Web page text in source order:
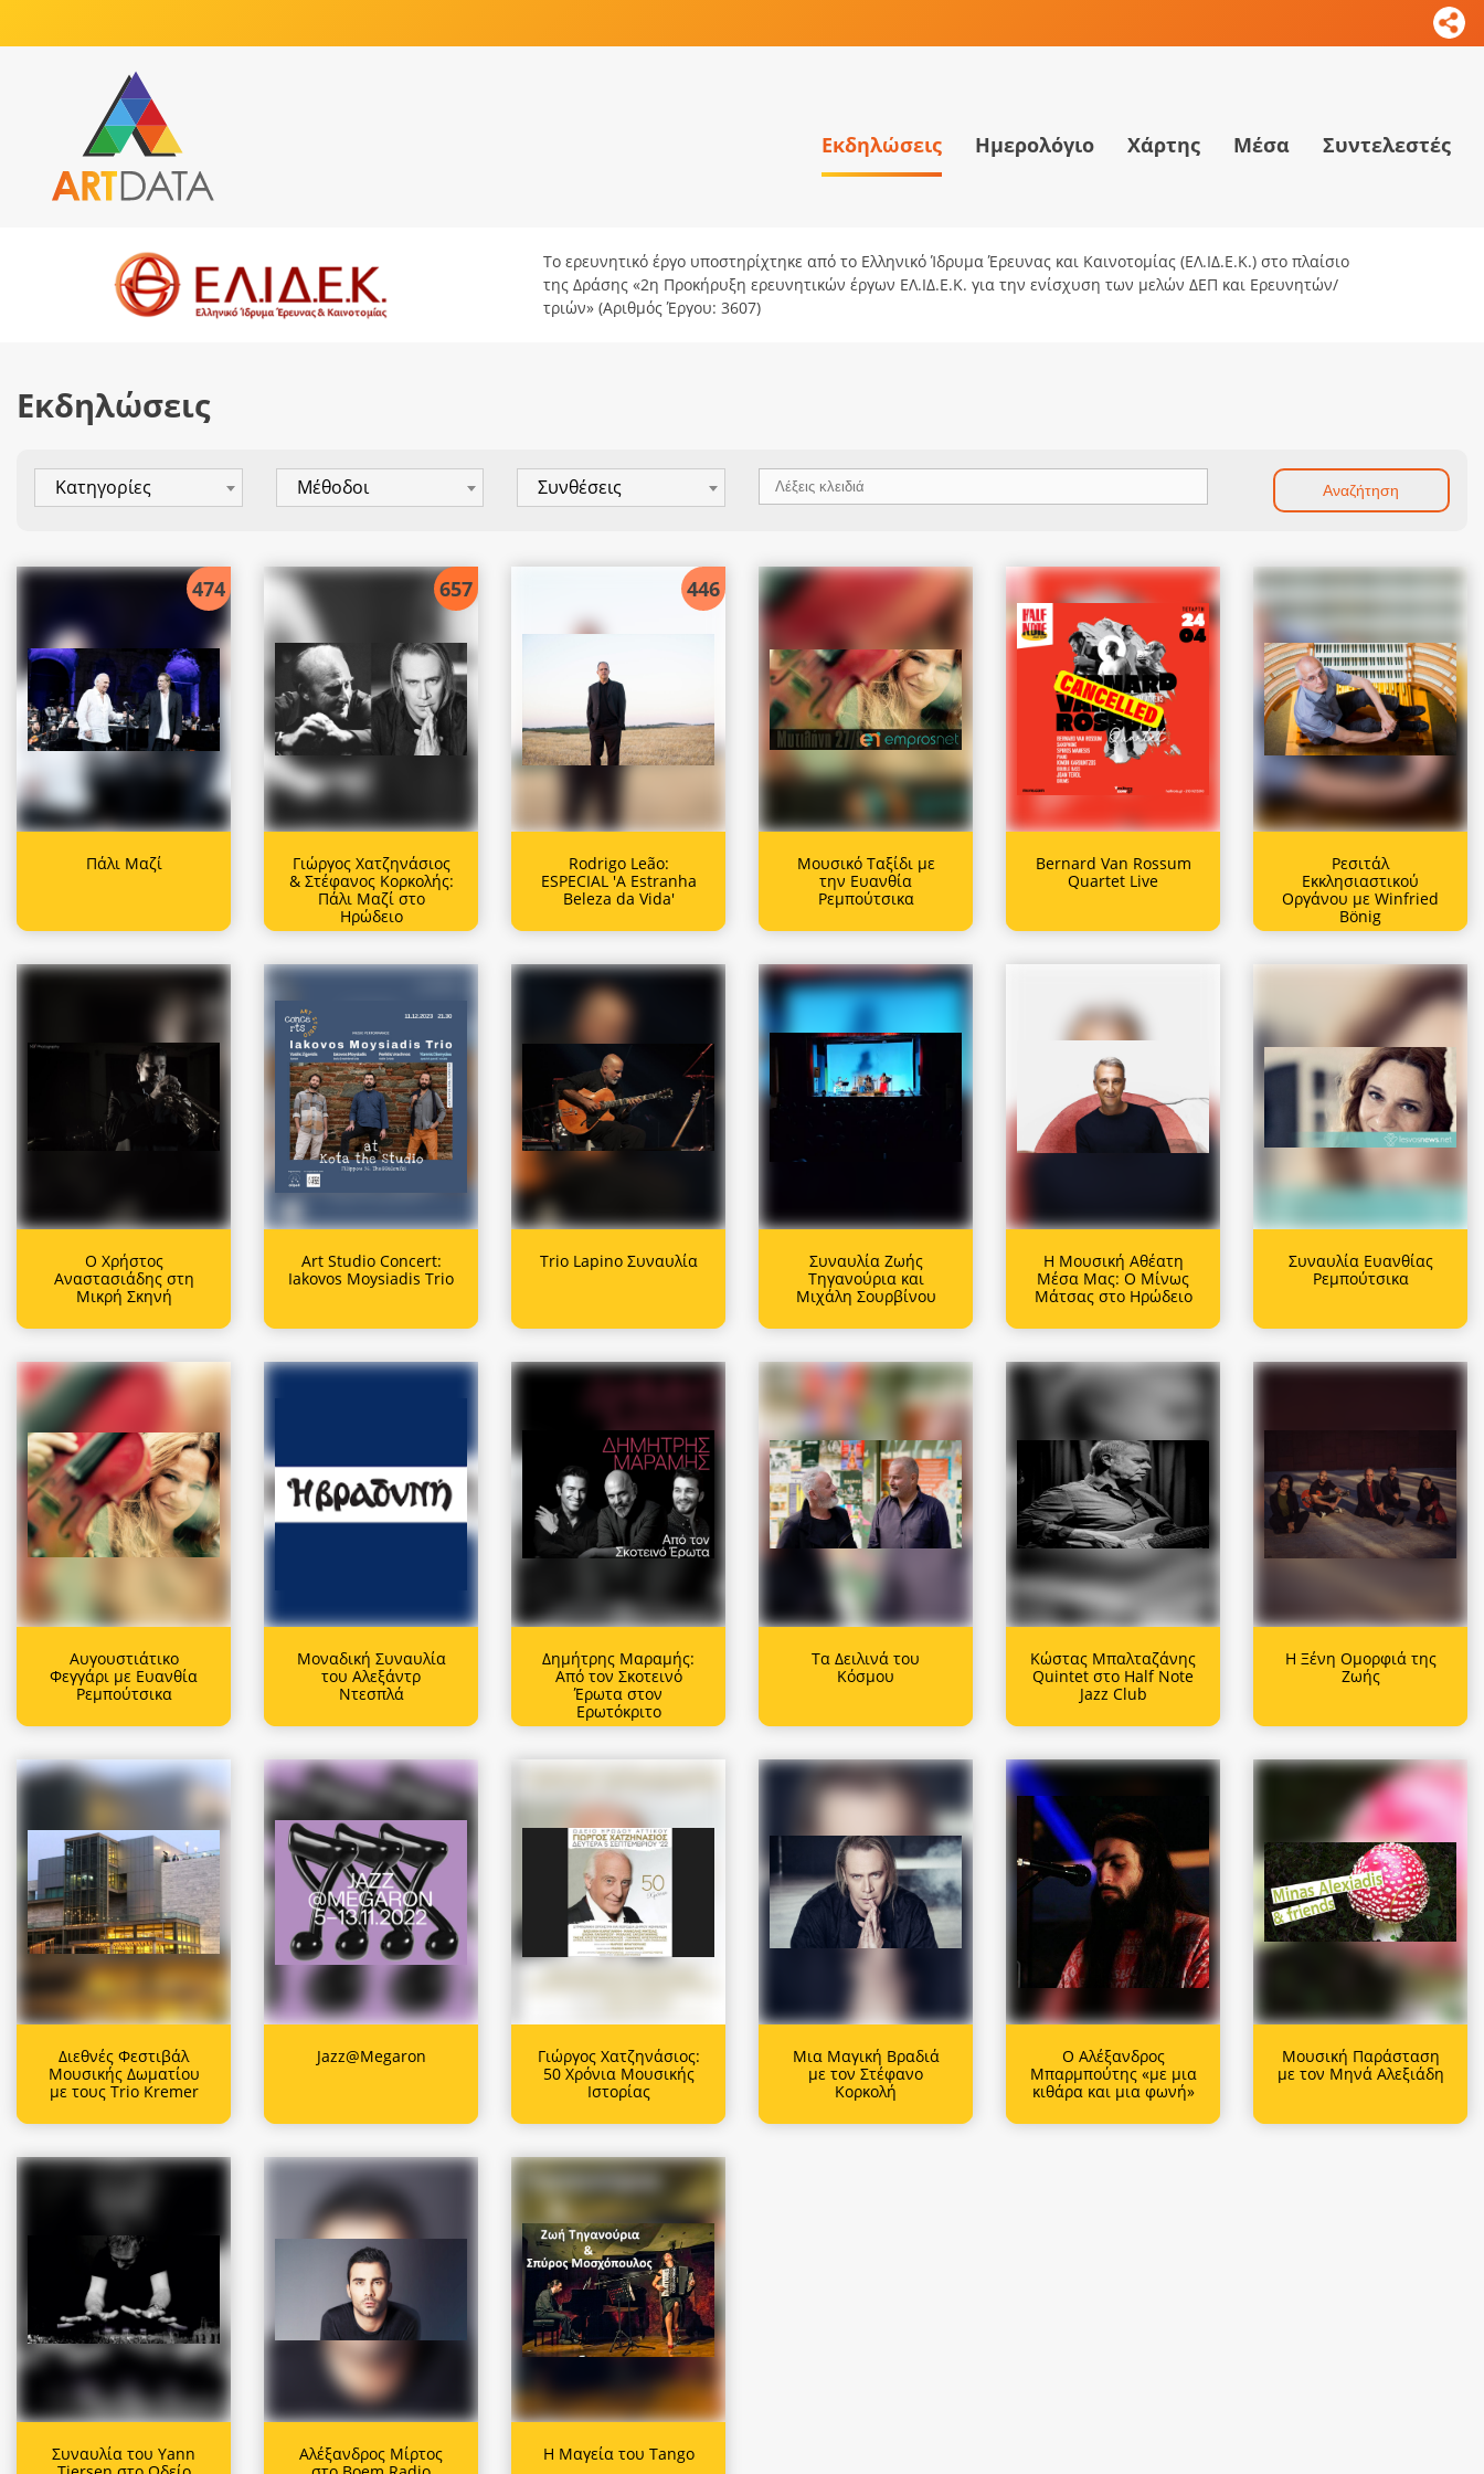
Εκδηλώσεις Ημερολόγιο Χάρτης Μέσα Συντελεστές
Το ερευνητικό έργο υποστηρίχτηκε από το Ελληνικό Ίδρυμα Έρευνας και Καινοτομίας (ΕΛ.ΙΔ.Ε.Κ.) στο πλαίσιο
της Δράσης «2η Προκήρυξη ερευνητικών έργων ΕΛ.ΙΔ.Ε.Κ. για την ενίσχυση των μελών ΔΕΠ και Ερευνητών/
τριών» (Αριθμός Έργου: 3607)
Εκδηλώσεις
Κατηγορίες Μέθοδοι Συνθέσεις
474
Πάλι Μαζί
657
Γιώργος Χατζηνάσιος
& Στέφανος Κορκολής:
Πάλι Μαζί στο
Ηρώδειο
446
Rodrigo Leão:
ESPECIAL 'A Estranha
Beleza da Vida'
Μουσικό Ταξίδι με
την Ευανθία
Ρεμπούτσικα
Bernard Van Rossum
Quartet Live
Ρεσιτάλ
Εκκλησιαστικού
Οργάνου με Winfried
Bönig
Ο Χρήστος
Αναστασιάδης στη
Μικρή Σκηνή
Art Studio Concert:
Iakovos Moysiadis Trio
Trio Lapino Συναυλία
Συναυλία Ζωής
Τηγανούρια και
Μιχάλη Σουρβίνου
Η Μουσική Αθέατη
Μέσα Μας: Ο Μίνως
Μάτσας στο Ηρώδειο
Συναυλία Ευανθίας
Ρεμπούτσικα
Αυγουστιάτικο
Φεγγάρι με Ευανθία
Ρεμπούτσικα
Μοναδική Συναυλία
του Αλεξάντρ
Ντεσπλά
Δημήτρης Μαραμής:
Από τον Σκοτεινό
Έρωτα στον
Ερωτόκριτο
Τα Δειλινά του
Κόσμου
Κώστας Μπαλταζάνης
Quintet στο Half Note
Jazz Club
Η Ξένη Ομορφιά της
Ζωής
Διεθνές Φεστιβάλ
Μουσικής Δωματίου
με τους Trio Kremer
Jazz@Megaron
Γιώργος Χατζηνάσιος:
50 Χρόνια Μουσικής
Ιστορίας
Μια Μαγική Βραδιά
με τον Στέφανο
Κορκολή
Ο Αλέξανδρος
Μπαρμπούτης «με μια
κιθάρα και μια φωνή»
Μουσική Παράσταση
με τον Μηνά Αλεξιάδη
Συναυλία του Yann
Αλέξανδρος Μίρτος
Η Μαγεία του Tango